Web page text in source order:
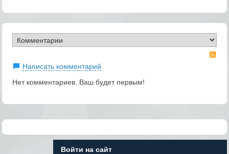
Написать комментарий
Нет комментариев. Ваш будет первым!
Войти на сайт